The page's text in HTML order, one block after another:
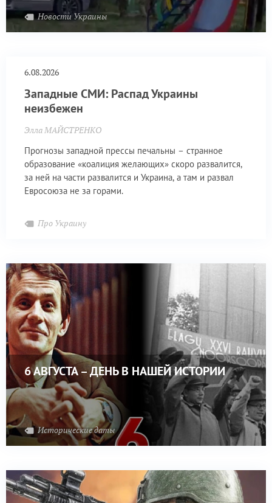
Новости Украины
6.08.2026
Западные СМИ: Распад Украины
неизбежен
Элла МАЙСТРЕНКО
Прогнозы западной прессы печальны – странное
образование «коалиция желающих» скоро развалится,
за ней на части развалится и Украина, а там и развал
Евросоюза не за горами.
Про Украину
6 АВГУСТА – ДЕНЬ В НАШЕЙ ИСТОРИИ
Исторические даты